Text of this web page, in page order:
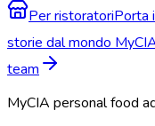
Per ristoratoriPorta
storie dal mondo
team
MyCIA personal food